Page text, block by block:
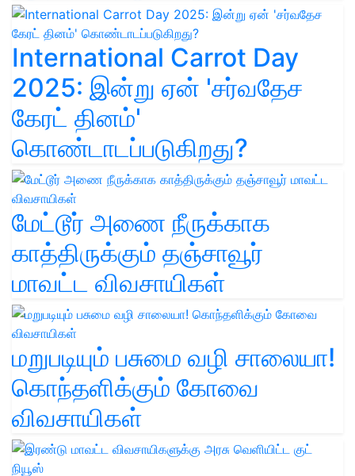
International Carrot Day
2025: இன்று ஏன் 'சர்வதேச
கேரட் தினம்'
கொண்டாடப்படுகிறது?
மேட்டூர் அணை நீருக்காக
காத்திருக்கும் தஞ்சாவூர்
மாவட்ட விவசாயிகள்
மறுபடியும் பசுமை வழி சாலையா!
கொந்தளிக்கும் கோவை
விவசாயிகள்